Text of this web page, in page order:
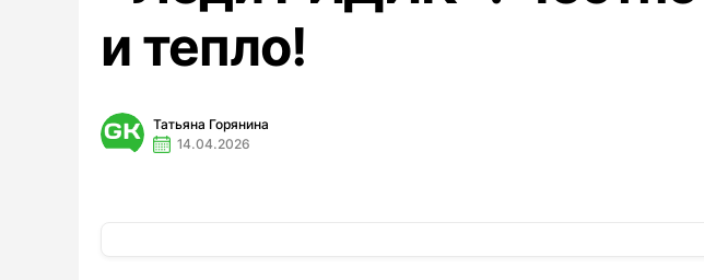
и тепло!
Татьяна Горянина
14.04.2026